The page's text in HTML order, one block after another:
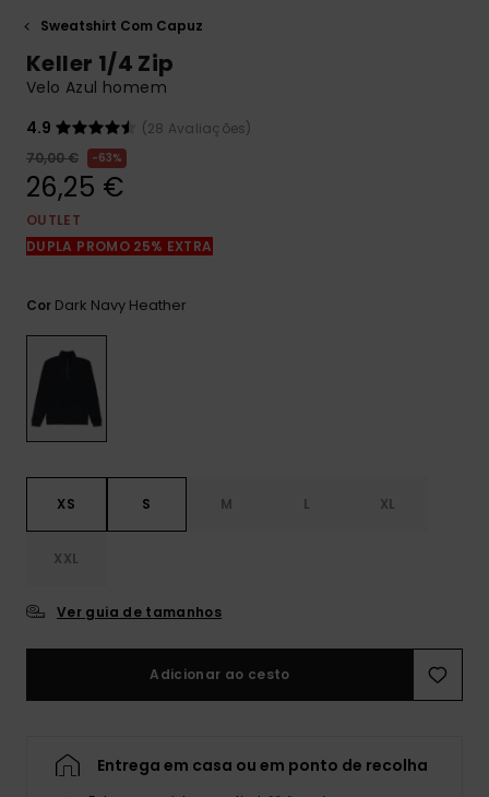
respostas
para as
formulário de
contacto.
DESEJO
Sweatshirt Com Capuz
Keller 1/4 Zip
Velo Azul homem
4.9
(28 Avaliações)
70,00 €
63%
26,25 €
OUTLET
DUPLA PROMO 25% EXTRA
Cor Dark Navy Heather
XS S M L XL
XXL
Ver guia de tamanhos
Adicionar ao cesto
Entrega em casa ou em ponto de recolha